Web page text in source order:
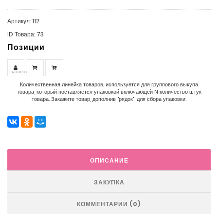
Артикул: 112
ID Товара: 73
Позиции
занято
Количественная линейка товаров, используется для группового выкупа
товара, который поставляется упаковкой включающей N количество штук
товара. Закажите товар, дополнив "рядок", для сбора упаковки.
ОПИСАНИЕ
ЗАКУПКА
КОММЕНТАРИИ (0)